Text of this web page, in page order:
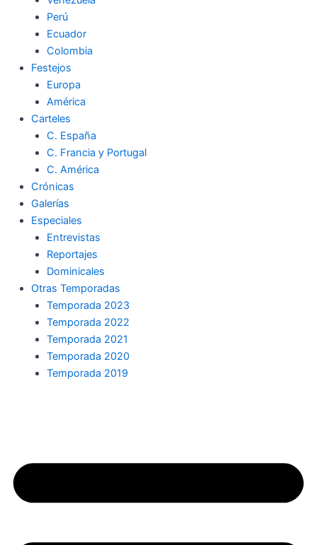
Perú
Ecuador
Colombia
Festejos
Europa
América
Carteles
C. España
C. Francia y Portugal
C. América
Crónicas
Galerías
Especiales
Entrevistas
Reportajes
Dominicales
Otras Temporadas
Temporada 2023
Temporada 2022
Temporada 2021
Temporada 2020
Temporada 2019